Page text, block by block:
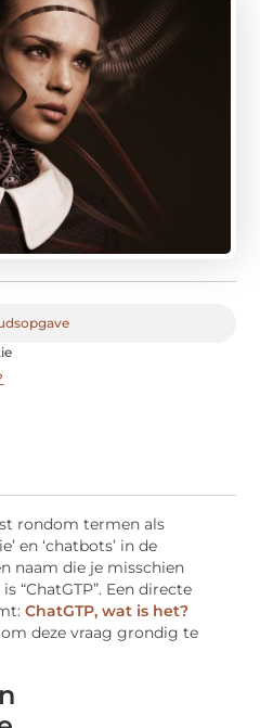
rondom termen als
en ‘chatbots’ in de
naam die je misschien
“ChatGTP”. Een directe
ChatGTP, wat is het?
deze vraag grondig te